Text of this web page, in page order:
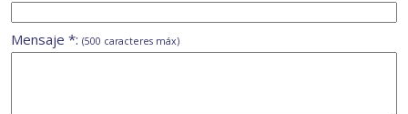
Mensaje *: (500 caracteres máx)